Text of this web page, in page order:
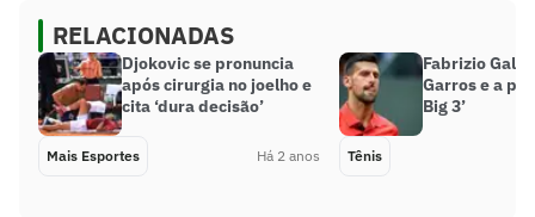
RELACIONADAS
Djokovic se pronuncia
após cirurgia no joelho e
cita ‘dura decisão’
Mais Esportes Há 2 anos
Fabrizio
Garros e a pá
Big 3’
Tênis